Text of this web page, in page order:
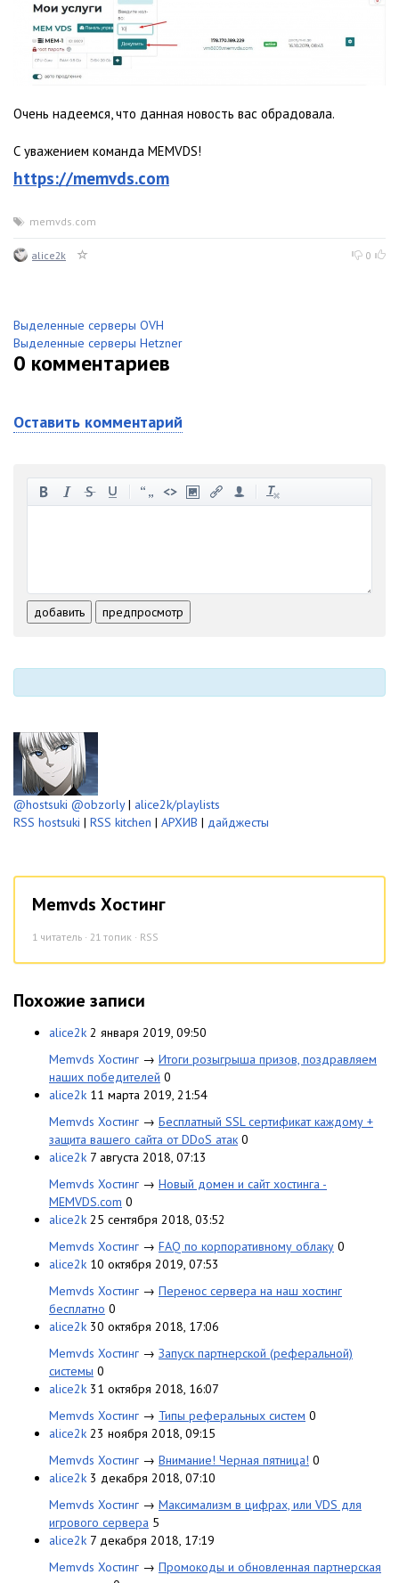
Очень надеемся, что данная новость вас обрадовала.
С уважением команда MEMVDS!
https://memvds.com
memvds.com
alice2k 0
Выделенные серверы OVH
Выделенные серверы Hetzner
0 комментариев
Оставить комментарий
-
-
-
добавить предпросмотр
@hostsuki @obzorly| alice2k/playlists
RSS hostsuki | RSS kitchen | АРХИВ | дайджесты
Memvds Хостинг
1 читатель · 21 топик · RSS
Похожие записи
alice2k 2 января 2019, 09:50
Memvds Хостинг → Итоги розыгрыша призов, поздравляем
наших победителей 0
alice2k 11 марта 2019, 21:54
Memvds Хостинг → Бесплатный SSL сертификат каждому +
защита вашего сайта от DDoS атак 0
alice2k 7 августа 2018, 07:13
Memvds Хостинг → Новый домен и сайт хостинга -
MEMVDS.com 0
alice2k 25 сентября 2018, 03:52
Memvds Хостинг → FAQ по корпоративному облаку 0
alice2k 10 октября 2019, 07:53
Memvds Хостинг → Перенос сервера на наш хостинг
бесплатно 0
alice2k 30 октября 2018, 17:06
Memvds Хостинг → Запуск партнерской (реферальной)
системы 0
alice2k 31 октября 2018, 16:07
Memvds Хостинг → Типы реферальных систем 0
alice2k 23 ноября 2018, 09:15
Memvds Хостинг → Внимание! Черная пятница! 0
alice2k 3 декабря 2018, 07:10
Memvds Хостинг → Максимализм в цифрах, или VDS для
игрового сервера 5
alice2k 7 декабря 2018, 17:19
Memvds Хостинг → Промокоды и обновленная партнерская